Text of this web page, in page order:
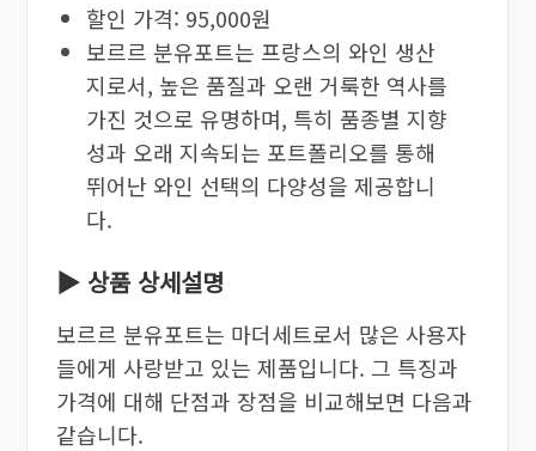
할인 가격: 95,000원
보르르 분유포트는 프랑스의 와인 생산
지로서, 높은 품질과 오랜 거룩한 역사를
가진 것으로 유명하며, 특히 품종별 지향
성과 오래 지속되는 포트폴리오를 통해
뛰어난 와인 선택의 다양성을 제공합니
다.
▶ 상품 상세설명
보르르 분유포트는 마더세트로서 많은 사용자
들에게 사랑받고 있는 제품입니다. 그 특징과
가격에 대해 단점과 장점을 비교해보면 다음과
같습니다.